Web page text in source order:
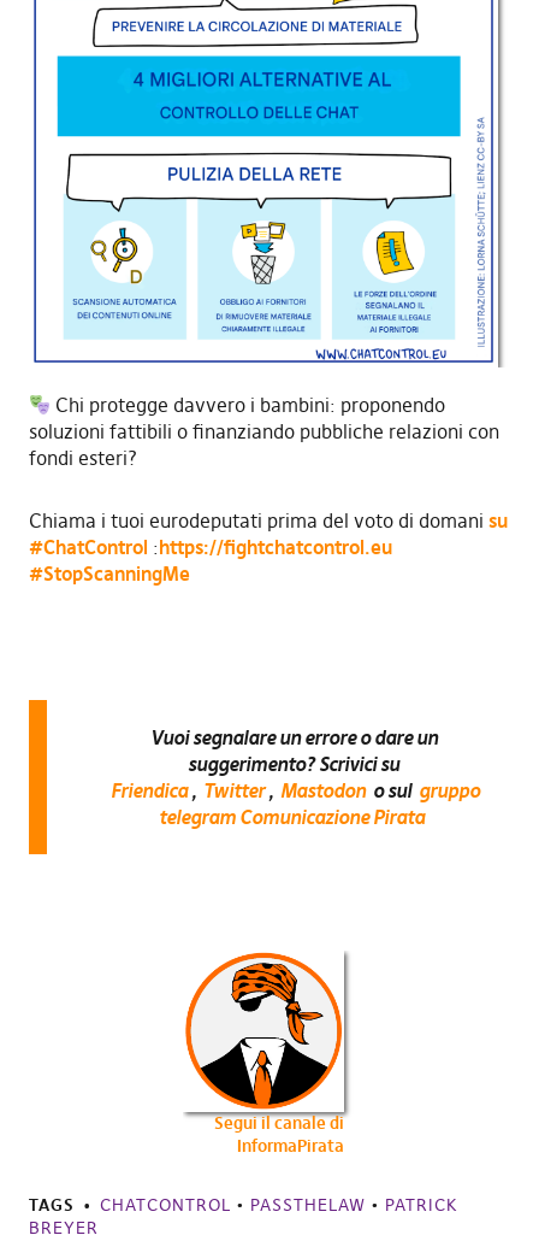
Chi protegge davvero i bambini: proponendo
soluzioni fattibili o finanziando pubbliche relazioni con
fondi esteri?
Chiama i tuoi eurodeputati prima del voto di domani su
#ChatControl :https://fightchatcontrol.eu
#StopScanningMe
Vuoi segnalare un errore o dare un
suggerimento? Scrivici su
Friendica , Twitter , Mastodon o sul gruppo
telegram Comunicazione Pirata
Segui il canale di
InformaPirata
TAGS CHATCONTROL • PASSTHELAW • PATRICK
BREYER